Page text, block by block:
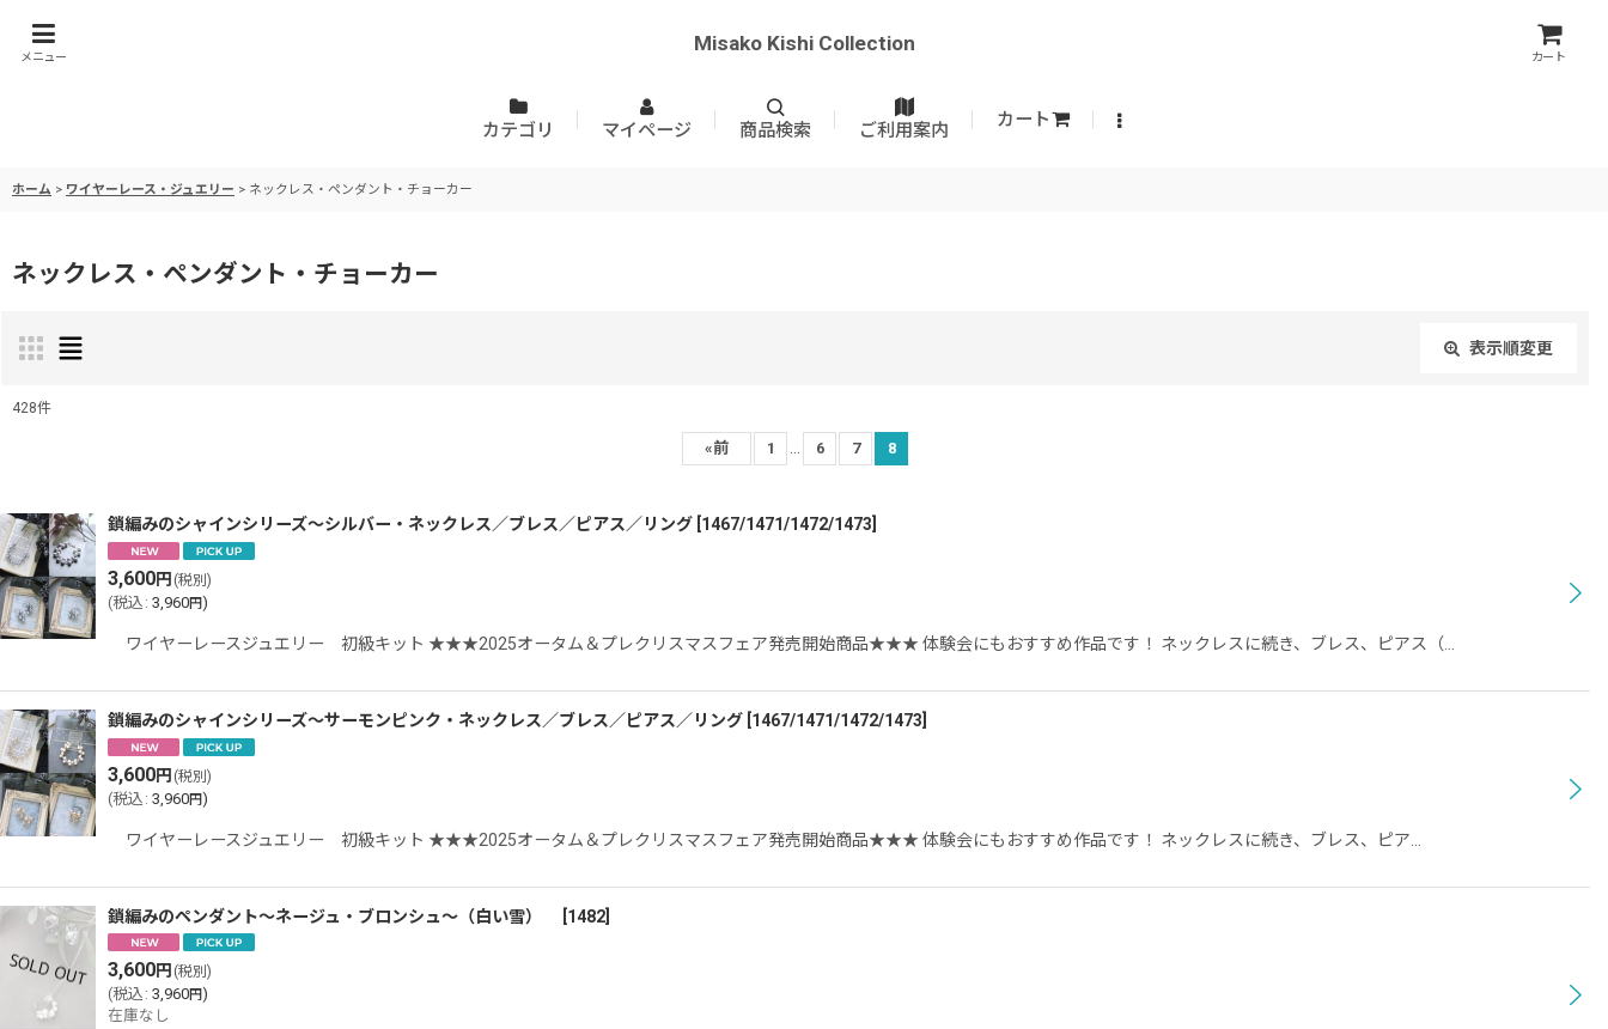
メニュー
Misako Kishi Collection
カート
カテゴリ マイページ 商品検索 ご利用案内
カート
ホーム > ワイヤーレース・ジュエリー > ネックレス・ペンダント・チョーカー
ネックレス・ペンダント・チョーカー
表示順変更
並び順:
428件
«前 1 6 7 8
鎖編みのシャインシリーズ〜シルバー・ネックレス／ブレス／ピアス／リング 1467/1471/1472/1473
3,600円 (税別)
(税込 : 3,960円)
ワイヤーレースジュエリー 初級キット ★★★2025オータム＆プレクリスマスフェア発売開始商品★★★ 体験会にもおすすめ作品です！ ネックレスに続き、ブレス、ピアス（…
鎖編みのシャインシリーズ〜サーモンピンク・ネックレス／ブレス／ピアス／リング 1467/1471/1472/1473
3,600円 (税別)
(税込 : 3,960円)
ワイヤーレースジュエリー 初級キット ★★★2025オータム＆プレクリスマスフェア発売開始商品★★★ 体験会にもおすすめ作品です！ ネックレスに続き、ブレス、ピア…
鎖編みのペンダント〜ネージュ・ブロンシュ〜（白い雪） [1482]
3,600円 (税別)
(税込 : 3,960円)
在庫なし